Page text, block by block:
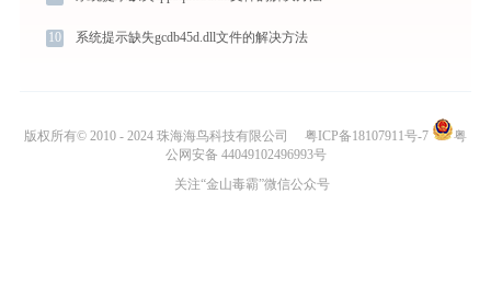
10 系统提示缺失gcdb45d.dll文件的解决方法
版权所有© 2010 - 2024 珠海海鸟科技有限公司 粤ICP备18107911号-7
粤
公网安备 44049102496993号
关注“金山毒霸”微信公众号